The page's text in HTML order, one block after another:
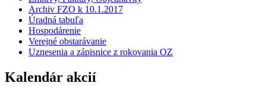
Archiv FZO k 10.1.2017
Úradná tabuľa
Hospodárenie
Verejné obstarávanie
Uznesenia a zápisnice z rokovania OZ
Kalendár akcií